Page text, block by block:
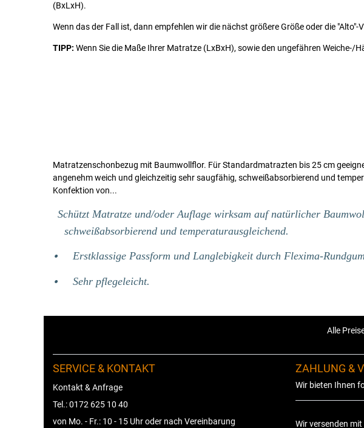
(BxLxH).
Wenn das der Fall ist, dann empfehlen wir die nächst größere Größe oder die
TIPP: Wenn Sie die Maße Ihrer Matratze (LxBxH), sowie den ungefähren
Matratzenschonbezug mit Baumwollflor. Für Standardmatrazten bis 25 cm
angenehm weich und gleichzeitig sehr saugfähig, schweißabsorbierend und
Konfektion von...
Schützt Matratze und/oder Auflage wirksam auf natürlicher
schweißabsorbierend und temperaturausgleichend.
•Erstklassige Passform und Langlebigkeit durch Flexima-
•Sehr pflegeleicht.
Alle
SERVICE & KONTAKT
Kontakt & Anfrage
Tel.: 0172 625 10 40
von Mo. - Fr.: 10 - 15 Uhr oder nach Vereinbarung
ZAHLUNG &
Wir bieten Ihnen
Wir versenden mit